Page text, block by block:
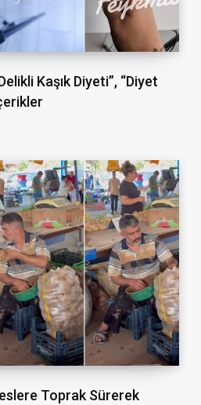
Kaşık Diyeti”, “Diyet
Toprak Sürerek